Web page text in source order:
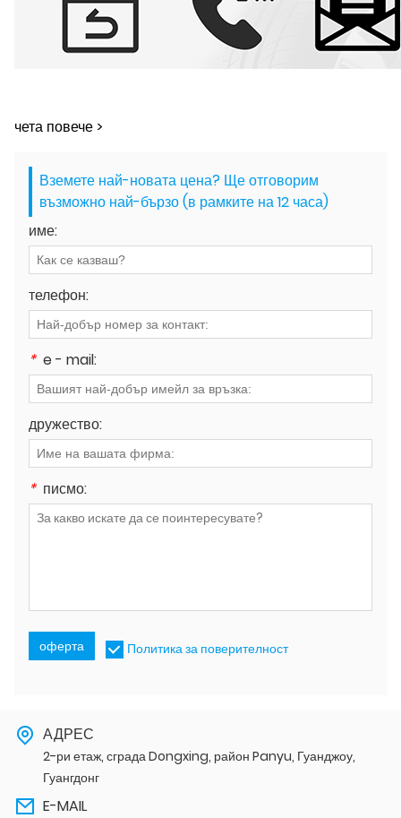
чета повече >
Вземете най-новата цена? Ще отговорим
възможно най-бързо (в рамките на 12 часа)
име:
телефон:
* e - mail:
дружество:
* писмо:
оферта Политика за поверителност
АДРЕС
2-ри етаж, сграда Dongxing, район Panyu, Гуанджоу,
Гуангдонг
E-MAIL